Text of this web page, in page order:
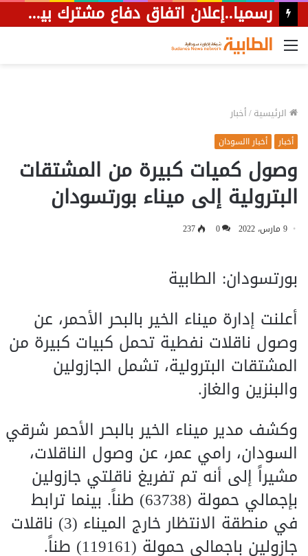
رسميا..إعلان اتفاق دفاع مشترك بين السعودية وباكستان وتركيا
القائمة
الرئيسية/أخبار
أخبار أخبار االسودان
وصول كميات كبيرة من المشتقات
البترولية إلى ميناء بورتسودان
9 مارس، 2022 0
237
بورتسودان: الطابية
أعلنت إدارة ميناء الخير بالبحر الأحمر، عن
وصول ناقلات نفطية تحمل كبيات كبيرة من
المشتقات البترولية، تشمل الجازولين
والبنزين والغاز.
وكشف مدير ميناء الخير بالبحر الأحمر شرقي
السودان، رامي عمر، عن وصول الناقلات،
مشيراً إلى أنه تم تفريغ ناقلتي جازولين
بإجمالي حمولة (63738) طناً. بينما ترابط
في منطقة الانتظار خارج الميناء (3) ناقلات
جازولين باجمالي حمولة (119161) طناً.